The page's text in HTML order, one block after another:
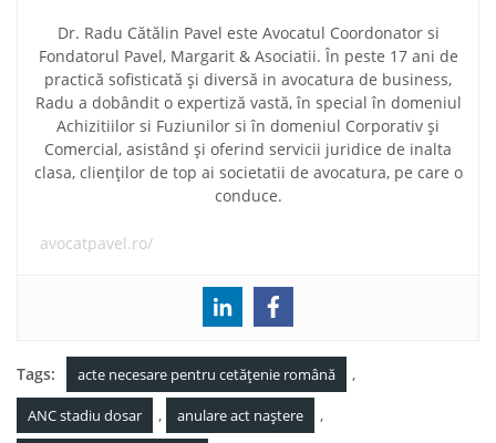
Dr. Radu Cătălin Pavel este Avocatul Coordonator si
Fondatorul Pavel, Margarit & Asociatii. În peste 17 ani de
practică sofisticată și diversă in avocatura de business,
Radu a dobândit o expertiză vastă, în special în domeniul
Achizitiilor si Fuziunilor si în domeniul Corporativ și
Comercial, asistând și oferind servicii juridice de inalta
clasa, clienților de top ai societatii de avocatura, pe care o
conduce.
avocatpavel.ro/
Tags: acte necesare pentru cetățenie română ,
ANC stadiu dosar , anulare act naștere ,